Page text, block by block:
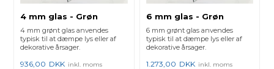
4 mm glas - Grøn
4 mm grønt glas anvendes
typisk til at dæmpe lys eller af
dekorative årsager.
936,00 DKK inkl. moms
6 mm glas - Grøn
6 mm grønt glas anvendes
typisk til at dæmpe lys eller af
dekorative årsager.
1.273,00 DKK inkl. moms